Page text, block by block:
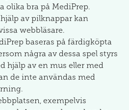
olika bra på MediPrep.
av pilknappar kan
webbläsare.
baseras på färdigköpta
några av dessa spel styrs
hjälp av en mus eller med
de inte användas med
exempelvis